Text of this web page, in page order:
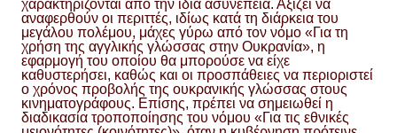
χαρακτηρίζονται από την ίδια ασυνέπεια. Αξίζει να
αναφερθούν οι περιττές, ιδίως κατά τη διάρκεια του
μεγάλου πολέμου, μάχες γύρω από τον νόμο «Για τη
χρήση της αγγλικής γλώσσας στην Ουκρανία», η
εφαρμογή του οποίου θα μπορούσε να είχε
καθυστερήσει, καθώς και οι προσπάθειες να περιοριστεί
ο χρόνος προβολής της ουκρανικής γλώσσας στους
κινηματογράφους. Επίσης, πρέπει να σημειωθεί η
διαδικασία τροποποίησης του νόμου «Για τις εθνικές